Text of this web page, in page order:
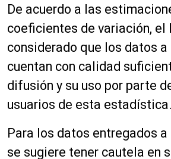
De acuerdo a las
coeficientes de variación, el
considerado que los datos a
cuentan con calidad
difusión y su uso por parte
usuarios de esta estadística.
Para los datos entregados
se sugiere tener cautela en